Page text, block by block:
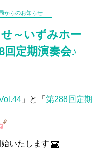
からのお知らせ
～いずみホー
定期演奏会♪
」と「 第288回定期
いたします